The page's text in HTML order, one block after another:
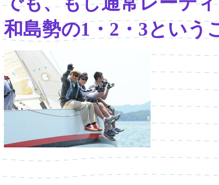
和島勢の1・2・3という